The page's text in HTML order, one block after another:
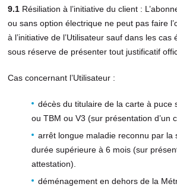
9.1 Résiliation à l’initiative du client :
ou sans option électrique ne peut pas faire
à l’initiative de l’Utilisateur sauf dans les
sous réserve de présenter tout justificatif
Cas concernant l’Utilisateur :
décès du titulaire de la carte à puce
ou TBM ou V3 (sur présentation d’un
arrêt longue maladie reconnu par la
durée supérieure à 6 mois (sur
attestation).
déménagement en dehors de la